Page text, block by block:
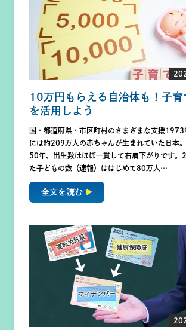
10万円もらえる自治体も！子育
を活用しよう
国・都道府県・市区町村のさまざまな支援1973
には約209万人の赤ちゃんが生まれていた日本
50年、出生数はほぼ一貫して右肩下がりです
た子どもの数（速報）ははじめて80万人…
全文を読む